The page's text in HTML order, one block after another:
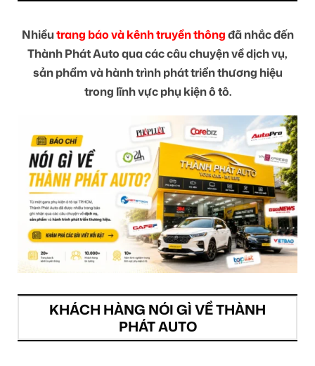
Nhiềutrang báo và kênh truyền thôngđã nhắc đến
Thành Phát Auto qua các câu chuyện về dịch vụ,
sản phẩm và hành trình phát triển thương hiệu
trong lĩnh vực phụ kiện ô tô.
KHÁCH HÀNG NÓI GÌ VỀ THÀNH
PHÁT AUTO